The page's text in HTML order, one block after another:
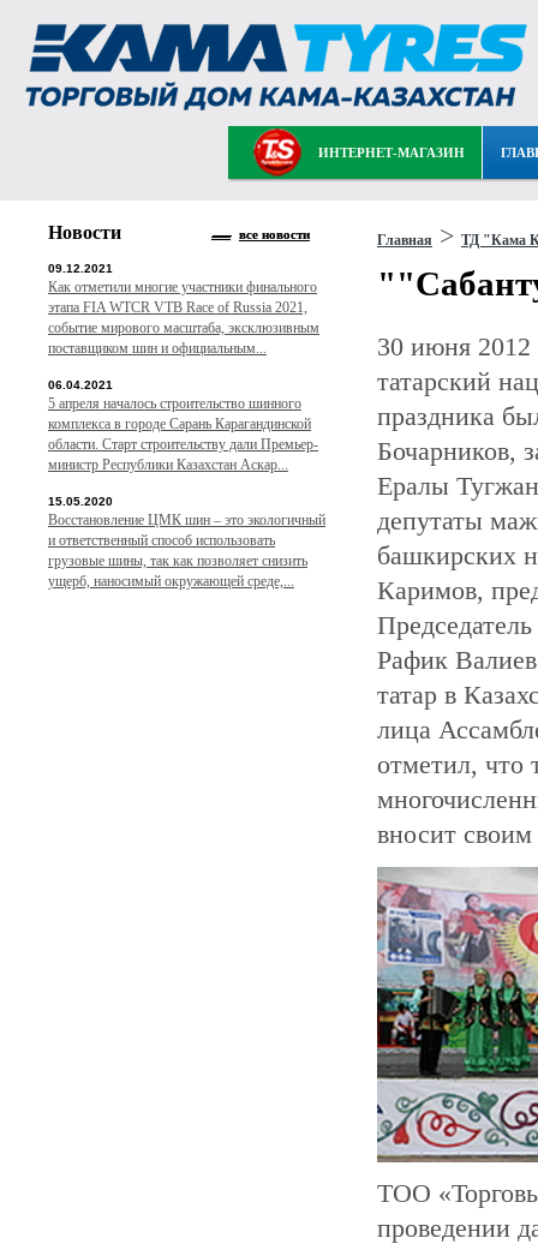
ИНТЕРНЕТ-МАГАЗИН
Главная > ТД "Кама
30 июня 2012
татарский
праздника
Бочарников,
Ералы
депутаты
башкирских
Каримов,
Рафик
татар в
лица
отметил, что
вносит
ТОО
проведении
Новости все новости
09.12.2021
Как отметили многие участники финального
этапа FIA WTCR VTB Race of Russia 2021,
событие мирового масштаба, эксклюзивным
поставщиком шин и официальным...
06.04.2021
5 апреля началось строительство шинного
комплекса в городе Сарань Карагандинской
области. Старт строительству дали Премьер-
министр Республики Казахстан Аскар...
15.05.2020
Восстановление ЦМК шин – это экологичный
и ответственный способ использовать
грузовые шины, так как позволяет снизить
ущерб, наносимый окружающей среде,...